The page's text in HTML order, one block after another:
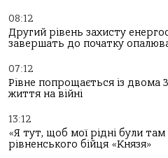
08:12
Другий рівень захисту
завершать до початку
07:12
Рівне попрощається із двома
життя на війні
13:12
«Я тут, щоб мої рідні були там
рівненського бійця «Князя»